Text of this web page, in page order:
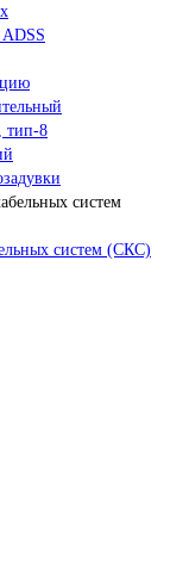
тип-8
систем (СКС)